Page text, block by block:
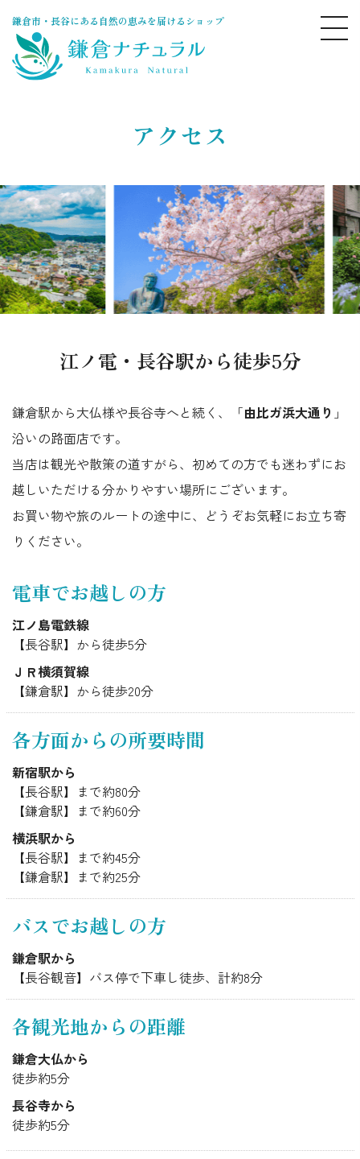
鎌倉市・長谷にある自然の恵みを届けるショップ
アクセス
江ノ電・長谷駅から徒歩5分
鎌倉駅から大仏様や長谷寺へと続く、「由比ガ浜大通り 」
沿いの路面店です。
当店は観光や散策の道すがら、初めての方でも迷わずにお
越しいただける分かりやすい場所にございます。
お買い物や旅のルートの途中に、どうぞお気軽にお立ち寄
りください。
電車でお越しの方
江ノ島電鉄線
【長谷駅】から徒歩5分
ＪＲ横須賀線
【鎌倉駅】から徒歩20分
各方面からの所要時間
新宿駅から
【長谷駅】まで約80分
【鎌倉駅】まで約60分
横浜駅から
【長谷駅】まで約45分
【鎌倉駅】まで約25分
バスでお越しの方
鎌倉駅から
【長谷観音】バス停で下車し徒歩、計約8分
各観光地からの距離
鎌倉大仏から
徒歩約5分
長谷寺から
徒歩約5分